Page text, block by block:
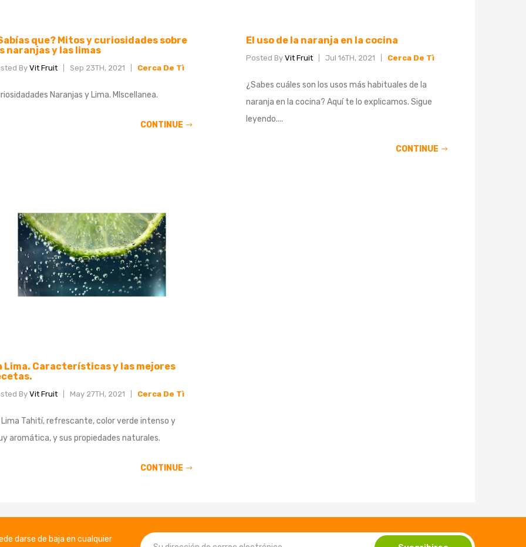
que? Mitos y curiosidades sobre
naranjas y las limas
ByVit Fruit Sep 23TH, 2021 Cerca De Tì
Naranjas y Lima. MIscellanea.
CONTINUE
El uso de la naranja en la cocina
Posted By Vit Fruit Jul 16TH, 2021 Cerca De Tì
¿Sabes cuáles son los usos más habituales de la
naranja en la cocina? Aquí te lo explicamos. Sigue
leyendo....
CONTINUE
Lima. Características y las mejores
ByVit Fruit May 27TH, 2021 Cerca De Tì
Lima Tahití, refrescante, color verde intenso y
aromática, y sus propiedades naturales.
CONTINUE
darse de baja en cualquier